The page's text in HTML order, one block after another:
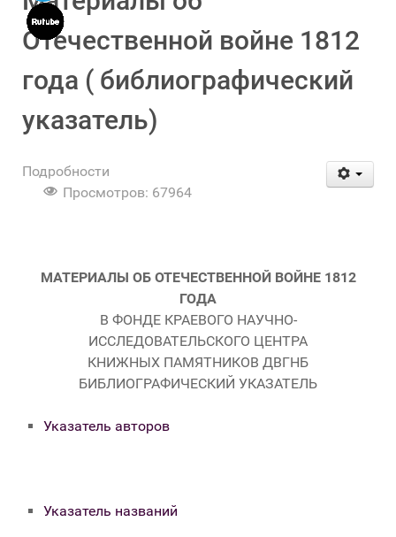
Отечественной войне 1812
года ( библиографический
указатель)
Подробности
Просмотров: 67964
МАТЕРИАЛЫ ОБ ОТЕЧЕСТВЕННОЙ ВОЙНЕ 1812
ГОДА
В ФОНДЕ КРАЕВОГО НАУЧНО-
ИССЛЕДОВАТЕЛЬСКОГО ЦЕНТРА
КНИЖНЫХ ПАМЯТНИКОВ ДВГНБ
БИБЛИОГРАФИЧЕСКИЙ УКАЗАТЕЛЬ
Указатель авторов
Указатель названий